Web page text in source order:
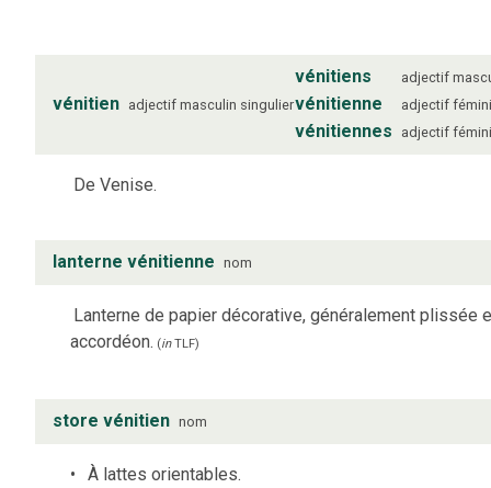
vénitien adjectif masculin singulier
vénitiens adjectif
vénitienne adjectif
vénitiennes adjectif
De Venise.
lanterne vénitienne nom
Lanterne de papier décorative, généralement plissée
accordéon. (inTLF)
store vénitien nom
À lattes orientables.